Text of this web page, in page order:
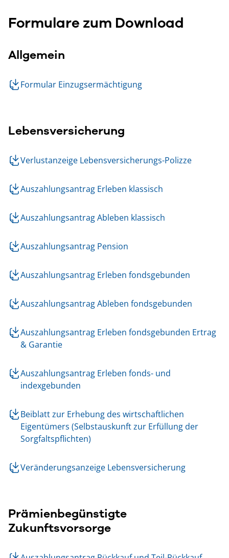
Formulare zum Download
Allgemein
Formular Einzugsermächtigung
Lebensversicherung
Verlustanzeige Lebensversicherungs-Polizze
Auszahlungsantrag Erleben klassisch
Auszahlungsantrag Ableben klassisch
Auszahlungsantrag Pension
Auszahlungsantrag Erleben fondsgebunden
Auszahlungsantrag Ableben fondsgebunden
Auszahlungsantrag Erleben fondsgebunden Ertrag
& Garantie
Auszahlungsantrag Erleben fonds- und
indexgebunden
Beiblatt zur Erhebung des wirtschaftlichen
Eigentümers (Selbstauskunft zur Erfüllung der
Sorgfaltspflichten)
Veränderungsanzeige Lebensversicherung
Prämienbegünstigte
Zukunftsvorsorge